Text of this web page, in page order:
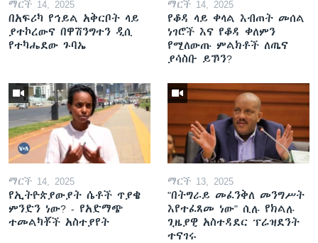
ማርች 14, 2025
በአፍሪካ የኅይል አቅርቦት ላይ
ያተኮረውና በዋሽንግተን ዲሲ
የተካሔደው ጉባኤ
ማርች 14, 2025
የቆዳ ላይ ቀላል እብጠት መሰል
ነገሮች እና የቆዳ ቀለምን
የሚለውጡ ምልክቶች ለጤና
ያሳስቡ ይኾን?
ማርች 14, 2025
የኢትዮጵያውያት ሴቶች ጥያቄ
ምንድን ነው? - የአድማጭ
ተመልካቾች አስተያየት
ማርች 13, 2025
"በትግራይ መፈንቅለ መንግሥት
እየተፈጸመ ነው" ሲሉ የክልሉ
ጊዜያዊ አስተዳደር ፕሬዝደንት
ተናገሩ